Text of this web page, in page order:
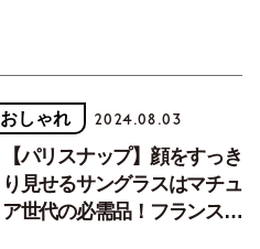
おしゃれ 2024.08.03
【パリスナップ】顔をすっき
り見せるサングラスはマチュ
ア世代の必需品！フランスマ